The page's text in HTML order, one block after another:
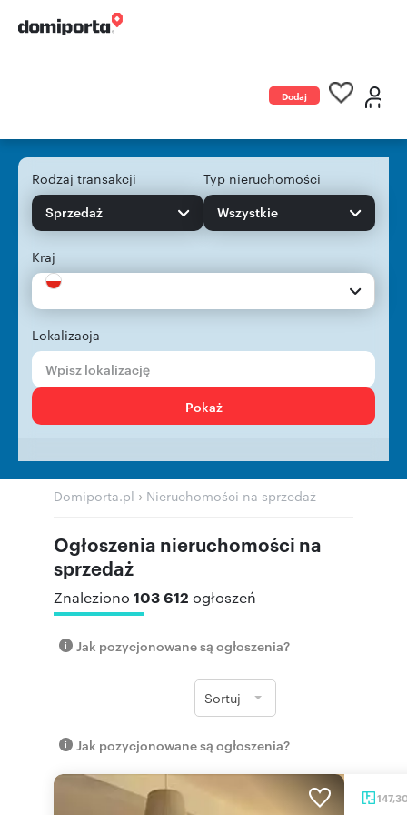
Dodaj
Rodzaj transakcji
Sprzedaż
Typ nieruchomości
Wszystkie
Kraj
Lokalizacja
Pokaż
Domiporta.pl › Nieruchomości na sprzedaż
Ogłoszenia nieruchomości na
sprzedaż
Znaleziono 103 612 ogłoszeń
Jak pozycjonowane są ogłoszenia?
Sortuj
Jak pozycjonowane są ogłoszenia?